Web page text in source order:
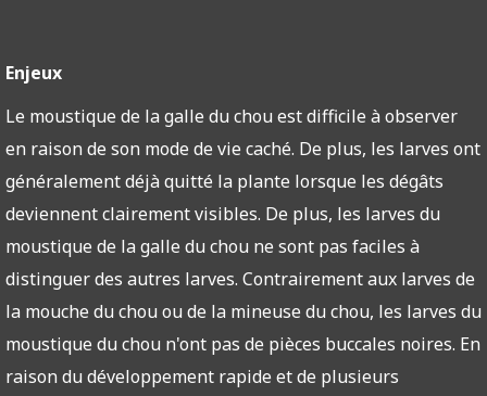
Enjeux
Le moustique de la galle du chou est difficile à observer
en raison de son mode de vie caché. De plus, les larves ont
généralement déjà quitté la plante lorsque les dégâts
deviennent clairement visibles. De plus, les larves du
moustique de la galle du chou ne sont pas faciles à
distinguer des autres larves. Contrairement aux larves de
la mouche du chou ou de la mineuse du chou, les larves du
moustique du chou n'ont pas de pièces buccales noires. En
raison du développement rapide et de plusieurs